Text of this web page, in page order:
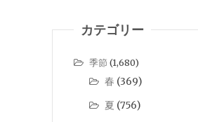
カテゴリー
季節 (1,680)
春 (369)
夏 (756)